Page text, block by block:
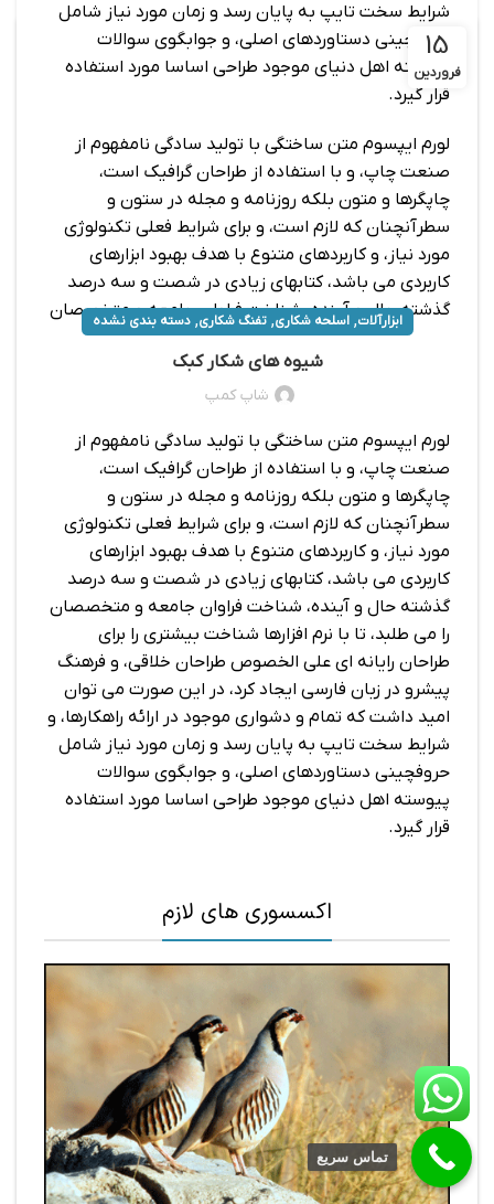
شرایط سخت تایپ به پایان رسد و زمان مورد نیاز شامل
حروفچینی دستاوردهای اصلی، و جوابگوی سوالات
پیوسته اهل دنیای موجود طراحی اساسا مورد استفاده
قرار گیرد.
لورم ایپسوم متن ساختگی با تولید سادگی نامفهوم از
صنعت چاپ، و با استفاده از طراحان گرافیک است،
چاپگرها و متون بلکه روزنامه و مجله در ستون و
سطرآنچنان که لازم است، و برای شرایط فعلی تکنولوژی
مورد نیاز، و کاربردهای متنوع با هدف بهبود ابزارهای
کاربردی می باشد، کتابهای زیادی در شصت و سه درصد
گذشته حال و آینده، شناخت فراوان جامعه و متخصصان
را می طلبد، تا با نرم افزارها شناخت بیشتری را برای
طراحان رایانه ای علی الخصوص طراحان خلاقی، و فرهنگ
پیشرو در زبان فارسی ایجاد کرد، در این صورت می توان
شرایط سخت تایپ به پایان رسد و زمان مورد نیاز شامل
حروفچینی دستاوردهای اصلی، و جوابگوی سوالات
پیوسته اهل دنیای موجود طراحی اساسا مورد استفاده
قرار گیرد.
15
فروردین
ابزارآلات,اسلحه شکاری,تفنگ شکاری,دسته بندی نشده
شیوه های شکار کبک
شاپ کمپ
لورم ایپسوم متن ساختگی با تولید سادگی نامفهوم از
صنعت چاپ، و با استفاده از طراحان گرافیک است،
چاپگرها و متون بلکه روزنامه و مجله در ستون و
سطرآنچنان که لازم است، و برای شرایط فعلی تکنولوژی
مورد نیاز، و کاربردهای متنوع با هدف بهبود ابزارهای
کاربردی می باشد، کتابهای زیادی در شصت و سه درصد
گذشته حال و آینده، شناخت فراوان جامعه و متخصصان
را می طلبد، تا با نرم افزارها شناخت بیشتری را برای
طراحان رایانه ای علی الخصوص طراحان خلاقی، و فرهنگ
پیشرو در زبان فارسی ایجاد کرد، در این صورت می توان
امید داشت که تمام و دشواری موجود در ارائه راهکارها، و
شرایط سخت تایپ به پایان رسد و زمان مورد نیاز شامل
حروفچینی دستاوردهای اصلی، و جوابگوی سوالات
پیوسته اهل دنیای موجود طراحی اساسا مورد استفاده
قرار گیرد.
اکسسوری های لازم
تماس سریع